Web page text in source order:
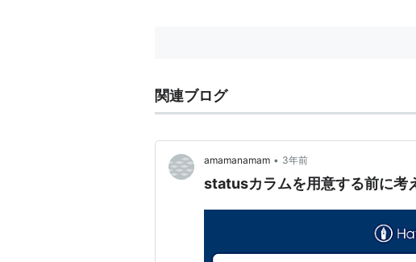
関連ブログ
amamanamam • 3年前
statusカラムを用意する前に考